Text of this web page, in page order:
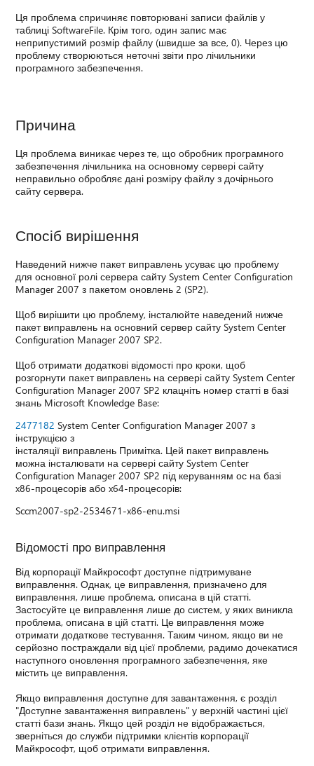
Ця проблема спричиняє повторювані записи файлів у
таблиці SoftwareFile. Крім того, один запис має
неприпустимий розмір файлу (швидше за все, 0). Через цю
проблему створюються неточні звіти про лічильники
програмного забезпечення.
Причина
Ця проблема виникає через те, що обробник програмного
забезпечення лічильника на основному сервері сайту
неправильно обробляє дані розміру файлу з дочірнього
сайту сервера.
Спосіб вирішення
Наведений нижче пакет виправлень усуває цю проблему
для основної ролі сервера сайту System Center Configuration
Manager 2007 з пакетом оновлень 2 (SP2).
Щоб вирішити цю проблему, інсталюйте наведений нижче
пакет виправлень на основний сервер сайту System Center
Configuration Manager 2007 SP2.
Щоб отримати додаткові відомості про кроки, щоб
розгорнути пакет виправлень на сервері сайту System Center
Configuration Manager 2007 SP2 клацніть номер статті в базі
знань Microsoft Knowledge Base:
2477182 System Center Configuration Manager 2007 з
інструкцією з
інсталяції виправлень Примітка. Цей пакет виправлень
можна інсталювати на сервері сайту System Center
Configuration Manager 2007 SP2 під керуванням ос на базі
x86-процесорів або x64-процесорів:
Sccm2007-sp2-2534671-x86-enu.msi
Відомості про виправлення
Від корпорації Майкрософт доступне підтримуване
виправлення. Однак, це виправлення, призначено для
виправлення, лише проблема, описана в цій статті.
Застосуйте це виправлення лише до систем, у яких виникла
проблема, описана в цій статті. Це виправлення може
отримати додаткове тестування. Таким чином, якщо ви не
серйозно постраждали від цієї проблеми, радимо дочекатися
наступного оновлення програмного забезпечення, яке
містить це виправлення.
Якщо виправлення доступне для завантаження, є розділ
"Доступне завантаження виправлень" у верхній частині цієї
статті бази знань. Якщо цей розділ не відображається,
зверніться до служби підтримки клієнтів корпорації
Майкрософт, щоб отримати виправлення.